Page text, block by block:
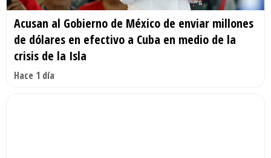
Acusan al Gobierno de México de enviar millones
de dólares en efectivo a Cuba en medio de la
crisis de la Isla
Hace 1 día